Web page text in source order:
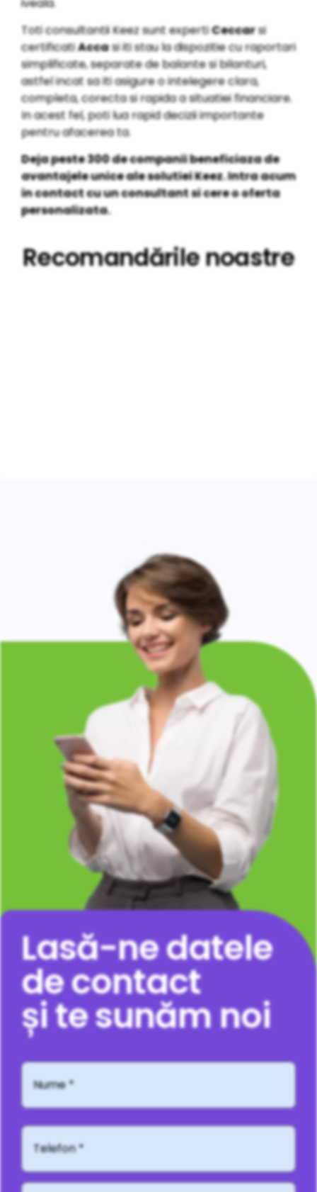
Toti consultantii Keez sunt expertiCeccarsi
certificatiAccasi iti stau la dispozitie cu raportari
simplificate, separate de balante si bilanturi,
astfel incat sa iti asigure o intelegere clara,
completa, corecta si rapida a situatiei financiare.
In acest fel, poti lua rapid decizii importante
pentru afacerea ta.
Deja peste 300 de companii beneficiaza de
avantajele unice ale solutiei Keez. Intra acum
in contact cu un consultant si cere o oferta
personalizata.
Recomandările noastre
Lasă-ne datele
de contact
și te sunăm noi
Nume
Telefon*
Adresă